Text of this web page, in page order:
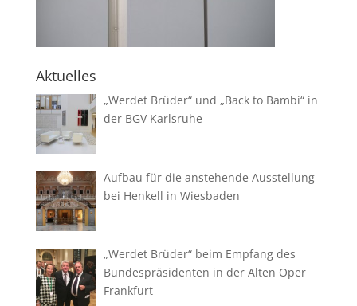
Aktuelles
„Werdet Brüder“ und „Back to Bambi“ in
der BGV Karlsruhe
Aufbau für die anstehende Ausstellung
bei Henkell in Wiesbaden
„Werdet Brüder“ beim Empfang des
Bundespräsidenten in der Alten Oper
Frankfurt